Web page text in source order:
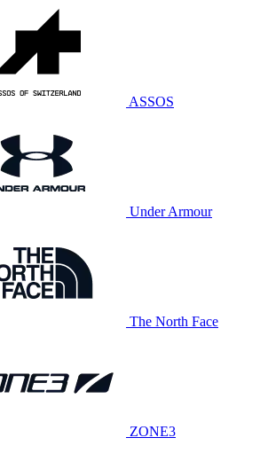
ASSOS
Under Armour
The North Face
ZONE3